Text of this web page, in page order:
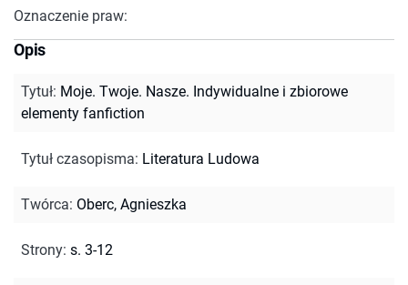
Oznaczenie praw:
Opis
Tytuł: Moje. Twoje. Nasze. Indywidualne i zbiorowe
elementy fanfiction
Tytuł czasopisma: Literatura Ludowa
Twórca: Oberc, Agnieszka
Strony: s. 3-12